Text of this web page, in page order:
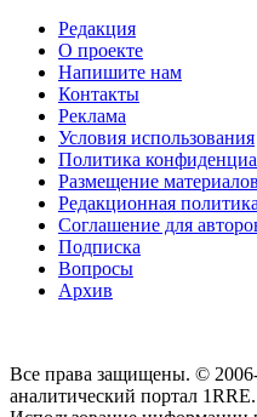
Редакция
О проекте
Напишите нам
Контакты
Реклама
Условия использования
Политика
Размещение материалов
Редакционная политика
Соглашение для
Подписка
Вопросы
Архив
Все права защищены. ©
аналитический портал 1RRE.